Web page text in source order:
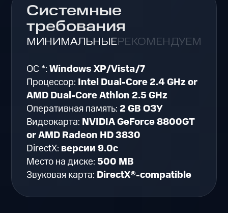
Системные
требования
МИНИМАЛЬНЫЕРЕКОМЕНДУЕМЫЕ
ОС *:Windows XP/Vista/7
Процессор: Intel Dual-Core 2.4 GHz or
AMD Dual-Core Athlon 2.5 GHz
Оперативная память: 2 GB ОЗУ
Видеокарта: NVIDIA GeForce 8800GT
or AMD Radeon HD 3830
DirectX: версии 9.0c
Место на диске:500 MB
Звуковая карта: DirectX®-compatible